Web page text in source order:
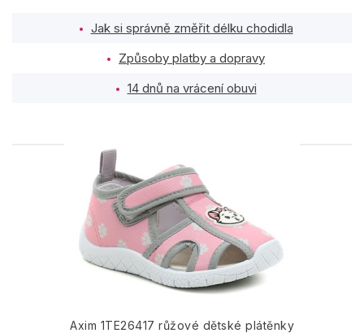
Jak si správně změřit délku chodidla
Způsoby platby a dopravy
14 dnů na vrácení obuvi
PODOBNÉ PRODUKTY
Axim 1TE26417 růžové dětské plátěnky